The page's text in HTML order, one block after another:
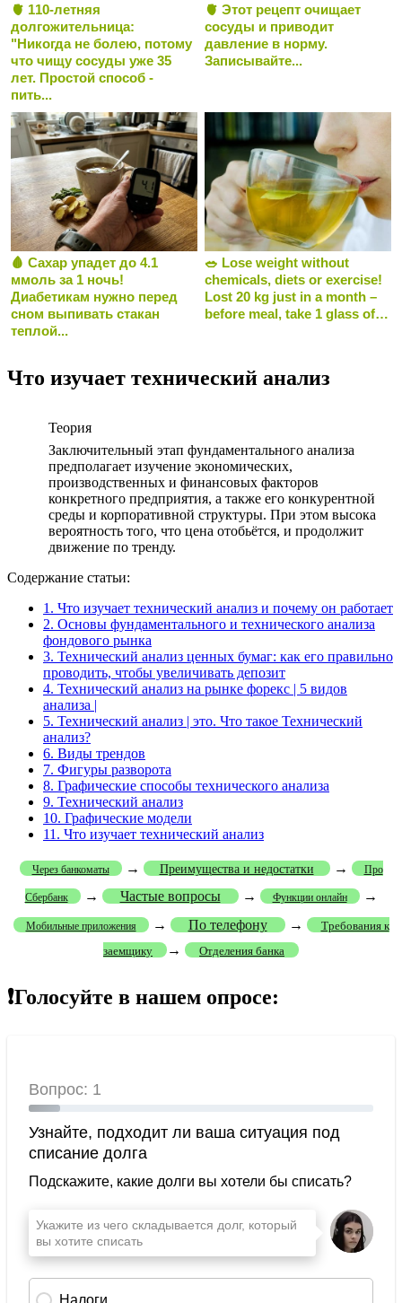
🫀 110-летняя
долгожительница:
"Никогда не болею, потому
что чищу сосуды уже 35
лет. Простой способ -
пить...
🫀 Этот рецепт очищает
сосуды и приводит
давление в норму.
Записывайте...
🩸 Сахар упадет до 4.1
ммоль за 1 ночь!
Диабетикам нужно перед
сном выпивать стакан
теплой...
🥗 Lose weight without
chemicals, diets or exercise!
Lost 20 kg just in a month –
before meal, take 1 glass of…
Что изучает технический анализ
Теория
Заключительный этап фундаментального анализа
предполагает изучение экономических,
производственных и финансовых факторов
конкретного предприятия, а также его конкурентной
среды и корпоративной структуры. При этом высока
вероятность того, что цена отобьётся, и продолжит
движение по тренду.
Содержание статьи:
1. Что изучает технический анализ и почему он работает
2. Основы фундаментального и технического анализа
фондового рынка
3. Технический анализ ценных бумаг: как его правильно
проводить, чтобы увеличивать депозит
4. Технический анализ на рынке форекс | 5 видов
анализа |
5. Технический анализ | это. Что такое Технический
анализ?
6. Виды трендов
7. Фигуры разворота
8. Графические способы технического анализа
9. Технический анализ
10. Графические модели
11. Что изучает технический анализ
Через банкоматы → Преимущества и недостатки → Про
Сбербанк → Частые вопросы → Функции онлайн →
Мобильные приложения → По телефону →
Требования к
заемщику
→ Отделения банка
❗Голосуйте в нашем опросе: